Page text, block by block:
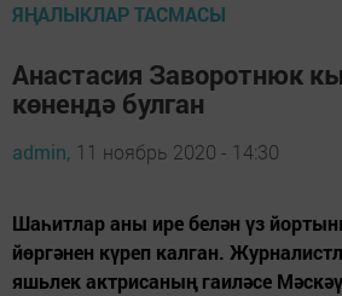
ЯҢАЛЫКЛАР ТАСМАСЫ
Анастасия Заворотнюк
көнендә булган
admin, 11 ноябрь 2020 - 14:30
Шаһитлар аны ире белән үз
йөргәнен күреп калган.
яшьлек актрисаның гаиләсе